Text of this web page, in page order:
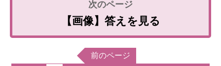
【画像】答えを見る
前のページ